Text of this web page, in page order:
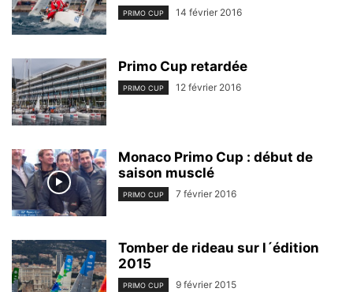
PRIMO CUP 14 février 2016
Primo Cup retardée
PRIMO CUP 12 février 2016
Monaco Primo Cup : début de
saison musclé
PRIMO CUP 7 février 2016
Tomber de rideau sur l´édition
2015
PRIMO CUP 9 février 2015